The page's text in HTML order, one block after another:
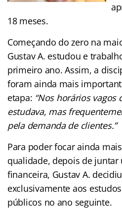
18 meses.
Começando do zero na
Gustav A. estudou e
primeiro ano. Assim, a
foram ainda mais
etapa: “Nos horários vagos
estudava, mas
pela demanda de clientes.”
Para poder focar ainda
qualidade, depois de juntar
financeira, Gustav A.
exclusivamente aos
públicos no ano seguinte.